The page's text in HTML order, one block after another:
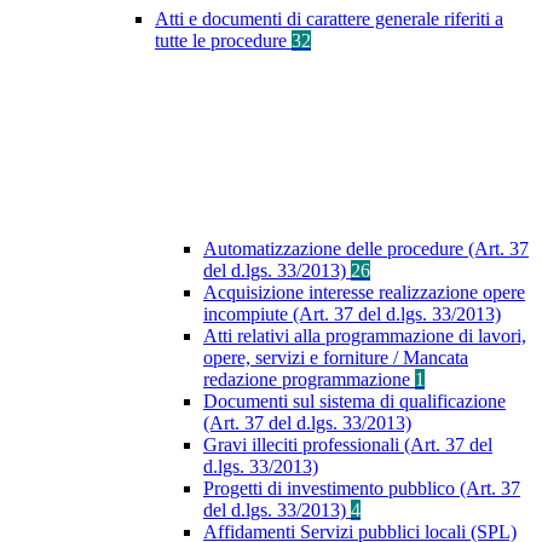
Atti e documenti di carattere generale riferiti a
tutte le procedure 32
Automatizzazione delle procedure (Art. 37
del d.lgs. 33/2013) 26
Acquisizione interesse realizzazione opere
incompiute (Art. 37 del d.lgs. 33/2013)
Atti relativi alla programmazione di lavori,
opere, servizi e forniture / Mancata
redazione programmazione 1
Documenti sul sistema di qualificazione
(Art. 37 del d.lgs. 33/2013)
Gravi illeciti professionali (Art. 37 del
d.lgs. 33/2013)
Progetti di investimento pubblico (Art. 37
del d.lgs. 33/2013) 4
Affidamenti Servizi pubblici locali (SPL)